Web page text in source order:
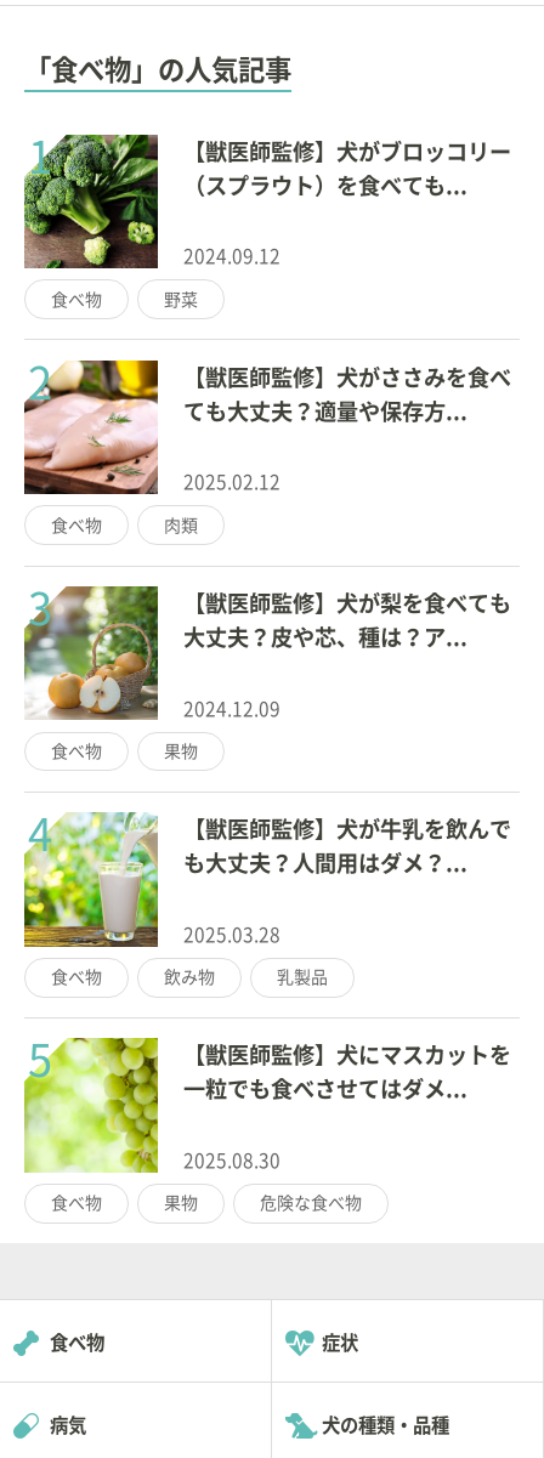
「食べ物」の人気記事
1
【獣医師監修】犬がブロッコリー
（スプラウト）を食べても...
2024.09.12
食べ物 野菜
2
【獣医師監修】犬がささみを食べ
ても大丈夫？適量や保存方...
2025.02.12
食べ物 肉類
3
【獣医師監修】犬が梨を食べても
大丈夫？皮や芯、種は？ア...
2024.12.09
食べ物 果物
4
【獣医師監修】犬が牛乳を飲んで
も大丈夫？人間用はダメ？...
2025.03.28
食べ物 飲み物 乳製品
5
【獣医師監修】犬にマスカットを
一粒でも食べさせてはダメ...
2025.08.30
食べ物 果物 危険な食べ物
食べ物 症状
病気 犬の種類・品種